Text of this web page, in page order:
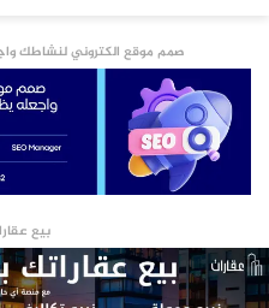
صمم موقع الكتروني لنشاطك
بيع